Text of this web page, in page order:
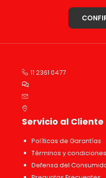
11 2361 0477
Servicio al Cliente
Políticas de Garantías
Términos y condiciones
Defensa del